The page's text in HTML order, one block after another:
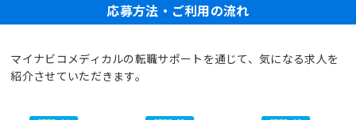
応募方法・ご利用の流れ
マイナビコメディカルの転職サポートを通じて、気になる求人を
紹介させていただきます。